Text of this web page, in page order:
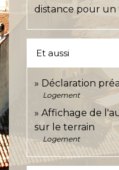
distance pour
Et aussi
Déclaration
Logement
Affichage de
sur le terrain
Logement